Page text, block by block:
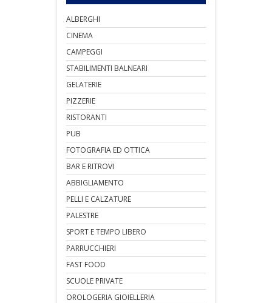
ALBERGHI
CINEMA
CAMPEGGI
STABILIMENTI BALNEARI
GELATERIE
PIZZERIE
RISTORANTI
PUB
FOTOGRAFIA ED OTTICA
BAR E RITROVI
ABBIGLIAMENTO
PELLI E CALZATURE
PALESTRE
SPORT E TEMPO LIBERO
PARRUCCHIERI
FAST FOOD
SCUOLE PRIVATE
OROLOGERIA GIOIELLERIA